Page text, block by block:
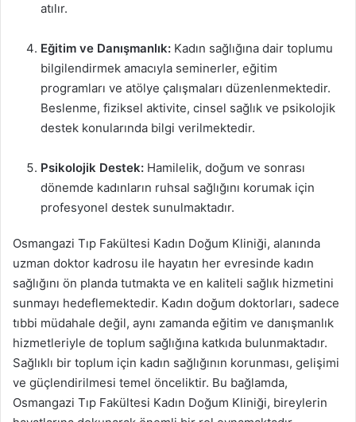
atılır.
Eğitim ve Danışmanlık: Kadın sağlığına dair toplumu
bilgilendirmek amacıyla seminerler, eğitim
programları ve atölye çalışmaları düzenlenmektedir.
Beslenme, fiziksel aktivite, cinsel sağlık ve psikolojik
destek konularında bilgi verilmektedir.
Psikolojik Destek: Hamilelik, doğum ve sonrası
dönemde kadınların ruhsal sağlığını korumak için
profesyonel destek sunulmaktadır.
Osmangazi Tıp Fakültesi Kadın Doğum Kliniği, alanında
uzman doktor kadrosu ile hayatın her evresinde kadın
sağlığını ön planda tutmakta ve en kaliteli sağlık hizmetini
sunmayı hedeflemektedir. Kadın doğum doktorları, sadece
tıbbi müdahale değil, aynı zamanda eğitim ve danışmanlık
hizmetleriyle de toplum sağlığına katkıda bulunmaktadır.
Sağlıklı bir toplum için kadın sağlığının korunması, gelişimi
ve güçlendirilmesi temel önceliktir. Bu bağlamda,
Osmangazi Tıp Fakültesi Kadın Doğum Kliniği, bireylerin